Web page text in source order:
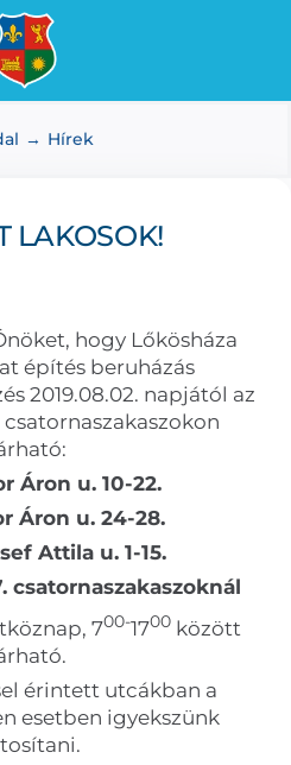
Hírek
LAKOSOK!
hogy Lőkösháza
építés beruházás
2019.08.02. napjától az
Áron u. 10-22.
Áron u. 24-28.
Attila u. 1-15.
csatornaszakaszoknál
700-1700 között
érintett utcákban a
esetben igyekszünk